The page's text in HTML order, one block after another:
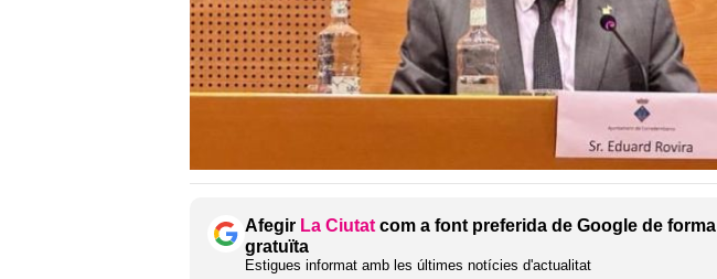
Afegir La Ciutat com a font preferida de Google de forma
gratuïta
Estigues informat amb les últimes notícies d'actualitat